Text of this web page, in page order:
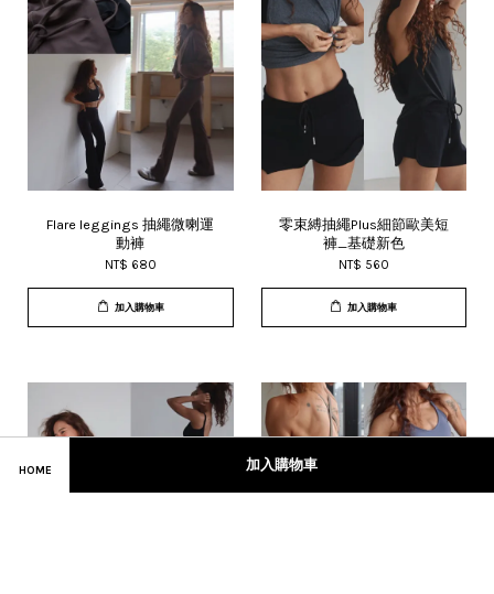
HOME 加入購物車
Flare leggings 抽繩微喇運
動褲
NT$ 680
加入購物車
零束縛抽繩Plus細節歐美短
褲_基礎新色
NT$ 560
加入購物車